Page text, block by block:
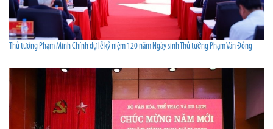
Thủ tướng Phạm Minh Chính dự lễ kỷ niệm 120 năm Ngày sinh Thủ tướng Phạm Văn Đồng